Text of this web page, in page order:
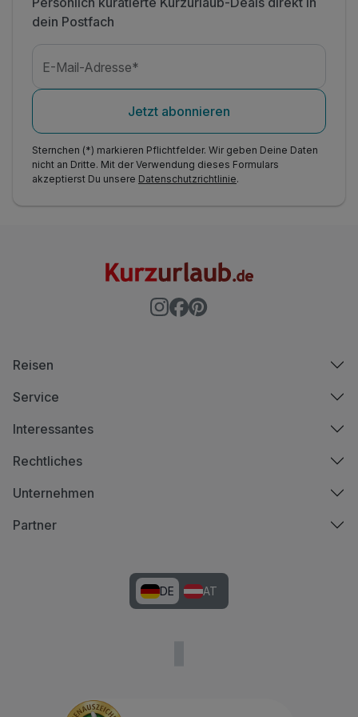
dein Postfach
E-Mail-Adresse*
Jetzt abonnieren
Sternchen (*) markieren Pflichtfelder. Wir geben Deine Daten
nicht an Dritte. Mit der Verwendung dieses Formulars
akzeptierst Du unsere Datenschutzrichtlinie.
Reisen
Service
Interessantes
Rechtliches
Unternehmen
Partner
DE AT